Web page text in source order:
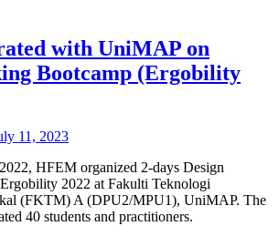
with UniMAP on
Bootcamp (Ergobility
11, 2023
HFEM organized 2-days Design
2022 at Fakulti Teknologi
(FKTM) A (DPU2/MPU1), UniMAP. The
40 students and practitioners.